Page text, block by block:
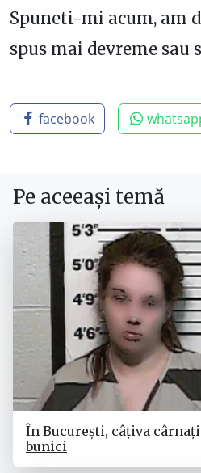
Spuneti-mi acum, am
spus mai devreme sau
facebook
Pe aceeași temă
În București, câțiva
bunici